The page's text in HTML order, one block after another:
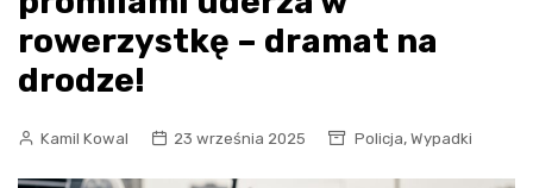
rowerzystkę – dramat na
drodze!
Kamil Kowal 23 września 2025 Policja, Wypadki